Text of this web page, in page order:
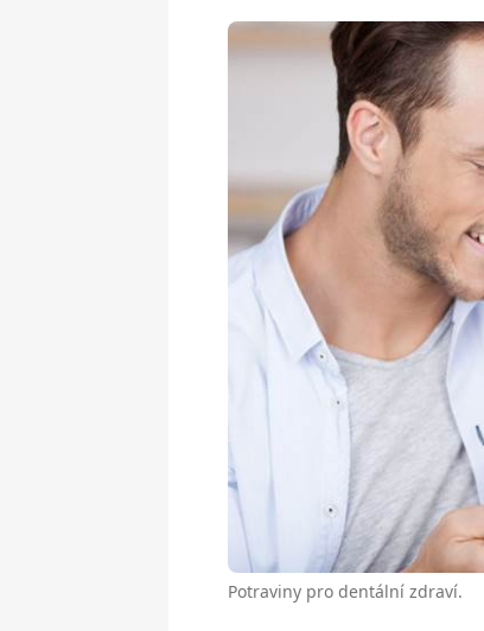
Potraviny pro dentální zdraví.